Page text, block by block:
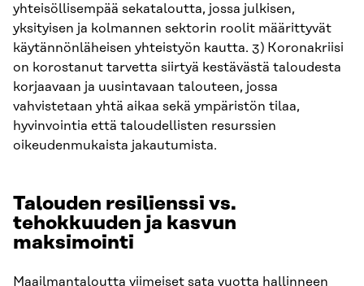
yhteisöllisempää sekataloutta, jossa julkisen,
yksityisen ja kolmannen sektorin roolit määrittyvät
käytännönläheisen yhteistyön kautta. 3) Koronakriisi
on korostanut tarvetta siirtyä kestävästä taloudesta
korjaavaan ja uusintavaan talouteen, jossa
vahvistetaan yhtä aikaa sekä ympäristön tilaa,
hyvinvointia että taloudellisten resurssien
oikeudenmukaista jakautumista.
Talouden resilienssi vs.
tehokkuuden ja kasvun
maksimointi
Maailmantaloutta viimeiset sata vuotta hallinneen